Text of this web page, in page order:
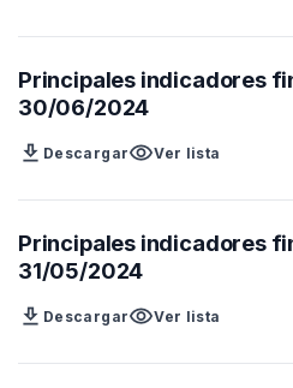
Principales indicadores
30/06/2024
download DescargarvisibilityVer lista
Principales indicadores
31/05/2024
download DescargarvisibilityVer lista